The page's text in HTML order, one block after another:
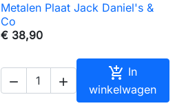
 Snel bekijken
Metalen Plaat Jack Daniel's &
Co
€ 38,90
 
 In
winkelwagen